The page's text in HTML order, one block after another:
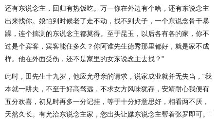
还有东说念主，回归有热饭吃。万一你在外边有个啥，还有东说念主
出来找你。娘怕到时候老了走不动，找不到犬子，一个东说念骨干暴
躁，连个揣测的东说念主都莫得。至于昆玉，以后各有各的家，你不
过是个宾客，宾客能住多久？你阿谁先生德秀那里都好，就是家不成
样。他在外面受伤，还不是家里的女东说念主去找？”
此时，田先生十九岁，他应允母亲的请求，说家成业就并无失当，“我
本就一耕夫，不至于好高骛远，不求女方风味犹存，安靖耐心我便有
五分欢喜，初见时再多一分记挂，等于十分好意思好，相看两不厌，
天然久长。有允洽东说念主家，您出头让媒东说念主帮着张罗即可。”